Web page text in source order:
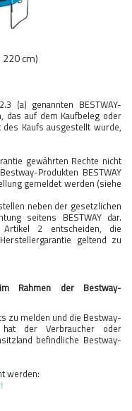
cm)
(a) genannten BESTWAY-
das auf dem Kaufbeleg oder
Kaufs ausgestellt wurde,
gewährten Rechte nicht
Produkten BESTWAY
gemeldet werden (siehe
neben der gesetzlichen
seitens BESTWAY dar.
2 entscheiden, die
geltend zu
Rahmen der Bestway-
zu melden und die Bestway-
hat der Verbraucher oder
befindliche Bestway-
werden: